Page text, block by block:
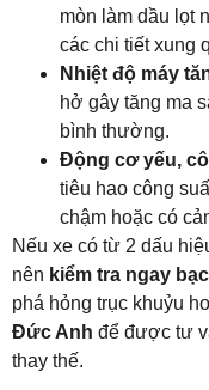
mòn làm dầu lọt
các chi tiết xung
Nhiệt độ máy
hở gây tăng ma
bình thường.
Động cơ yếu,
tiêu hao công
chậm hoặc có
Nếu xe có từ 2 dấu
nên kiểm tra ngay
phá hỏng trục khuỷu
Đức Anh để được tư
thay thế.